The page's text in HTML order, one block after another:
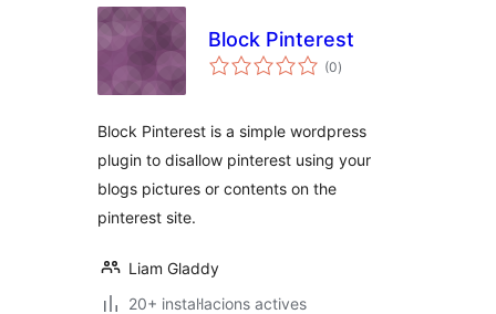
Block Pinterest
(0puntuacions
totals
)
Block Pinterest is a simple wordpress
plugin to disallow pinterest using your
blogs pictures or contents on the
pinterest site.
Liam Gladdy
20+ instal·lacions actives